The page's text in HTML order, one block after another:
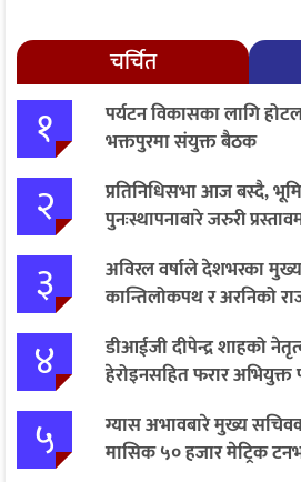
चर्चित
१
पर्यटन विकासका लागि
भक्तपुरमा संयुक्त बैठक
२
प्रतिनिधिसभा आज बस्दै,
पुनःस्थापनाबारे जरुरी
३
अविरल वर्षाले देशभरका मुख्य
कान्तिलोकपथ र अरनिको
४
डीआईजी दीपेन्द्र शाहको
हेरोइनसहित फरार अभियुक्त
५
ग्यास अभावबारे मुख्य
मासिक ५० हजार मेट्रिक